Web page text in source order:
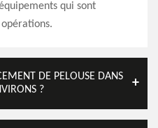
qui sont
DE PELOUSE DANS
?